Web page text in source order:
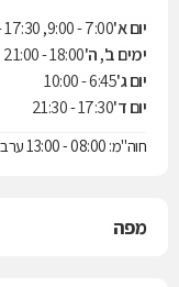
יום א'7:00 - 9:00, 17:30 - 21:00
ימים ב', ה'18:00 - 21:00
יום ג'6:45 - 10:00
יום ד'17:30 - 21:30
חוה"מ: 08:00 - 13:00 ערב חג:08:00 - 12:00
מפה